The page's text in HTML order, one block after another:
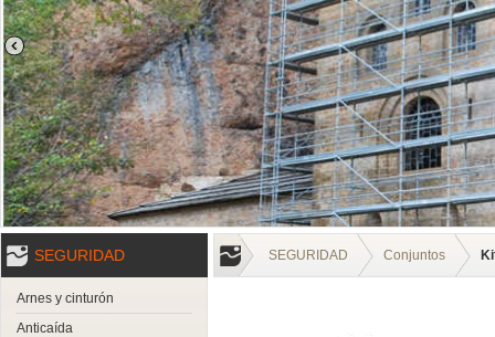
SEGURIDAD
Arnes y cinturón
Anticaída
SEGURIDAD Conjuntos